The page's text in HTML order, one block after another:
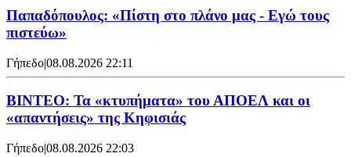
Παπαδόπουλος: «Πίστη στο πλάνο μας - Εγώ τους
πιστεύω»
Γήπεδο|08.08.2026 22:11
ΒΙΝΤΕΟ: Τα «κτυπήματα» του ΑΠΟΕΛ και οι
«απαντήσεις» της Κηφισιάς
Γήπεδο|08.08.2026 22:03